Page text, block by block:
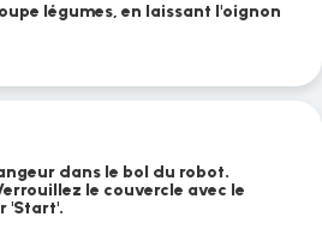
légumes, en laissant l'oignon
dans le bol du robot.
le couvercle avec le
'Start'.